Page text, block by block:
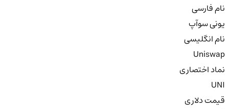
نام فارسی
یونی سوآپ
نام انگلیسی
Uniswap
نماد اختصاری
UNI
قیمت دلاری